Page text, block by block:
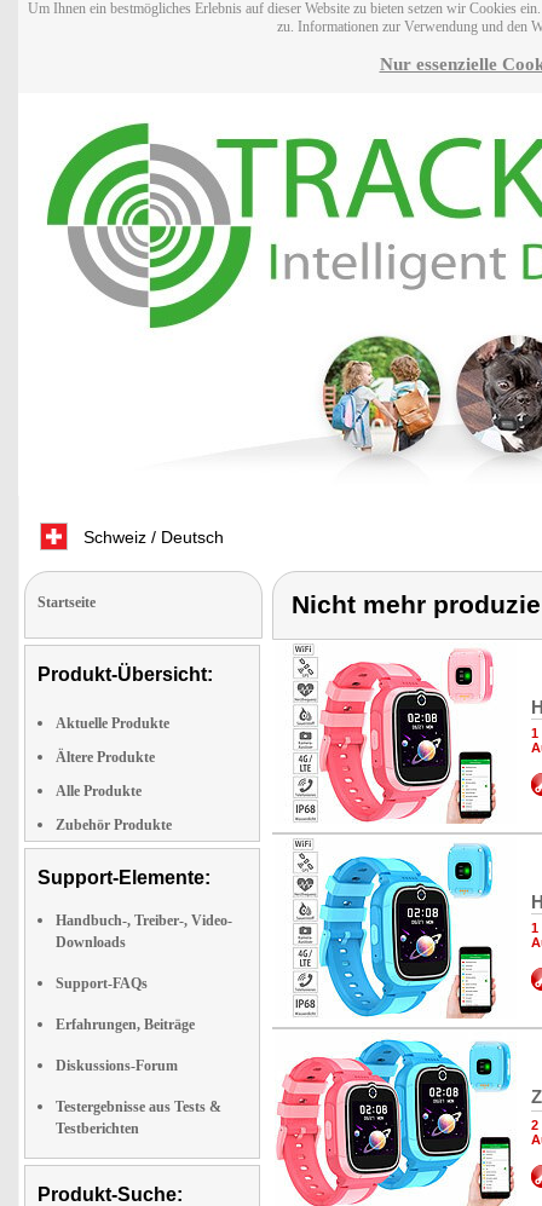
Um Ihnen ein bestmögliches Erlebnis auf dieser Website zu bieten setzen wir Cookies
zu. Informationen zur Verwendung und den
Nur essenzielle
Schweiz / Deutsch
Startseite
Produkt-Übersicht:
Aktuelle Produkte
Ältere Produkte
Alle Produkte
Zubehör Produkte
Support-Elemente:
Handbuch-, Treiber-, Video-
Downloads
Support-FAQs
Erfahrungen, Beiträge
Diskussions-Forum
Testergebnisse aus Tests &
Testberichten
Produkt-Suche:
Nicht mehr
1
1
2